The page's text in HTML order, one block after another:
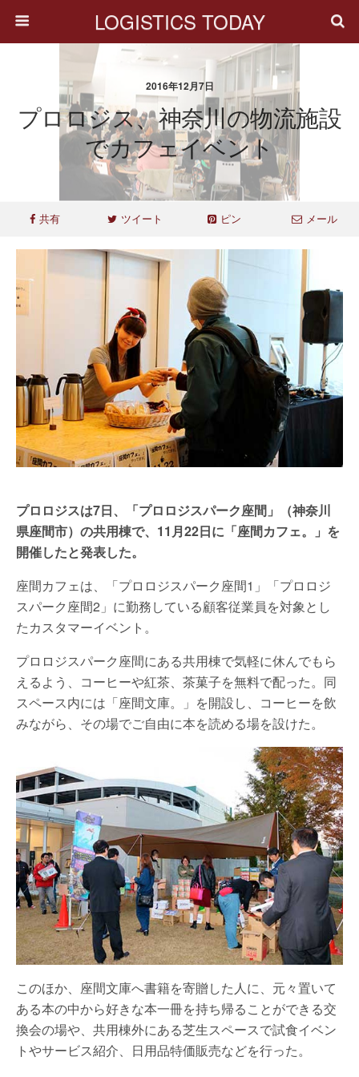
LOGISTICS TODAY
2016年12月7日
プロロジス、神奈川の物流施設
でカフェイベント
共有 ツイート ピン メール
プロロジスは7日、「プロロジスパーク座間」（神奈川
県座間市）の共用棟で、11月22日に「座間カフェ。」を
開催したと発表した。
座間カフェは、「プロロジスパーク座間1」「プロロジ
スパーク座間2」に勤務している顧客従業員を対象とし
たカスタマーイベント。
プロロジスパーク座間にある共用棟で気軽に休んでもら
えるよう、コーヒーや紅茶、茶菓子を無料で配った。同
スペース内には「座間文庫。」を開設し、コーヒーを飲
みながら、その場でご自由に本を読める場を設けた。
このほか、座間文庫へ書籍を寄贈した人に、元々置いて
ある本の中から好きな本一冊を持ち帰ることができる交
換会の場や、共用棟外にある芝生スペースで試食イベン
トやサービス紹介、日用品特価販売などを行った。